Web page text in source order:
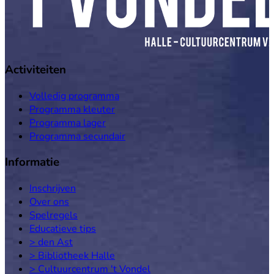
Activiteiten
Volledig programma
Programma kleuter
Programma lager
Programma secundair
Informatie
Inschrijven
Over ons
Spelregels
Educatieve tips
> den Ast
> Bibliotheek Halle
> Cultuurcentrum 't Vondel